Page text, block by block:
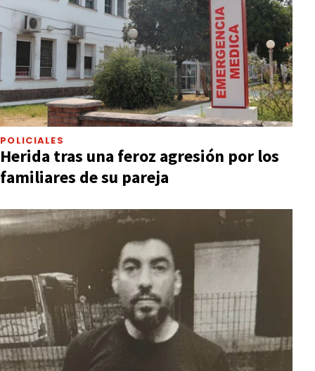
POLICIALES
Herida tras una feroz agresión por los
familiares de su pareja